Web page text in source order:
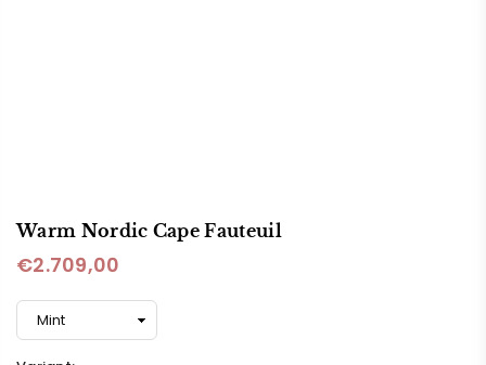
Warm Nordic Cape Fauteuil
Normale
prijs
€2.709,00